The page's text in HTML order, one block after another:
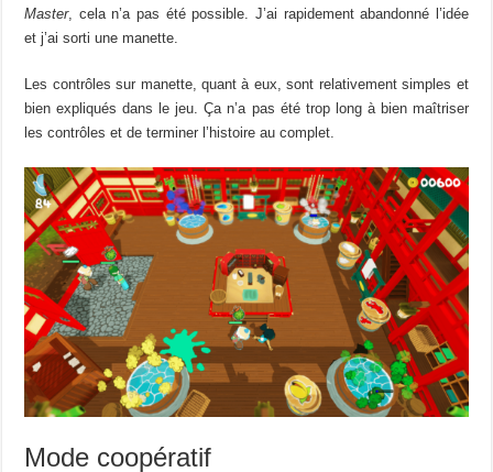
Master, cela n’a pas été possible.
J’ai rapidement abandonné l’idée
et j’ai sorti une manette.
Les contrôles sur manette,quant à eux, sont relativementsimples et
bienexpliqués dans le jeu.
Ça n’a pas été trop long à bien maîtriser
les contrôles et de terminer l’histoire au complet
Mode coopératif